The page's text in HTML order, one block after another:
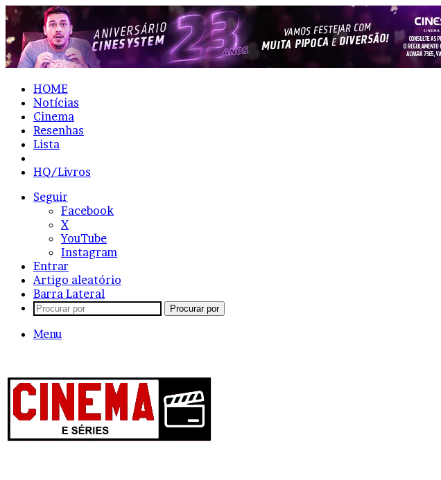
HOME
Notícias
Cinema
Resenhas
Lista
HQ/Livros
Seguir
Facebook
X
YouTube
Instagram
Entrar
Artigo aleatório
Barra Lateral
Procurar por
Menu